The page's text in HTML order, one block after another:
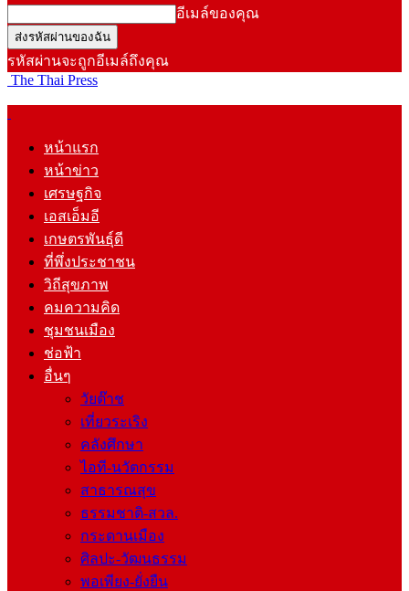
อีเมล์ของคุณ
รหัสผ่านจะถูกอีเมล์ถึงคุณ
The Thai Press
หน้าแรก
หน้าข่าว
เศรษฐกิจ
เอสเอ็มอี
เกษตรพันธุ์ดี
ที่พึ่งประชาชน
วิถีสุขภาพ
คมความคิด
ชุมชนเมือง
ช่อฟ้า
อื่นๆ
วัยต๊าช
เที่ยวระเริง
คลังศึกษา
ไอที-นวัตกรรม
สาธารณสุข
ธรรมชาติ-สวล.
กระดานเมือง
ศิลปะ-วัฒนธรรม
พอเพียง-ยั่งยืน